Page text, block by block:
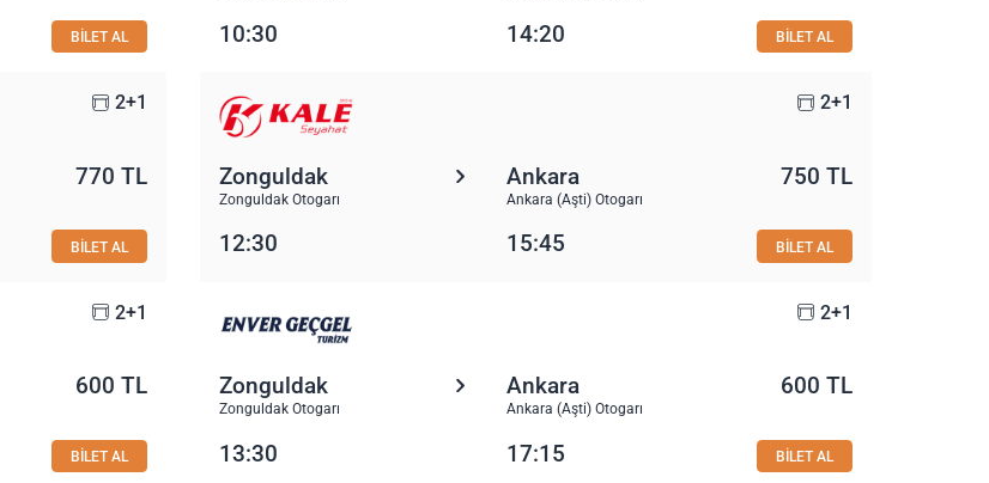
BİLET AL 10:30 14:20 BİLET AL
2+1
770 TL
BİLET AL
2+1
Zonguldak
Zonguldak Otogarı
Ankara
Ankara (Aşti) Otogarı
750 TL
12:30 15:45 BİLET AL
2+1
600 TL
BİLET AL
2+1
Zonguldak
Zonguldak Otogarı
Ankara
Ankara (Aşti) Otogarı
600 TL
13:30 17:15 BİLET AL